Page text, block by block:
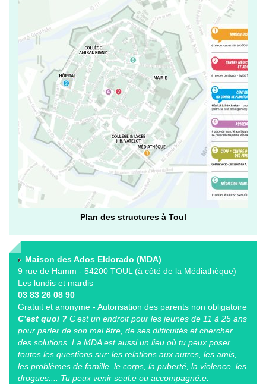
Plan des structures à Toul
Maison des Ados Eldorado (MDA)
9 rue de Hamm - 54200 TOUL (à côté de la Médiathèque)
Les lundis et mardis
03 83 26 08 90
Gratuit et anonyme - Autorisation des parents non obligatoire
C’est quoi ? C’est un endroit pour les jeunes de 11 à 25 ans
pour parler de son mal être, de ses difficultés et chercher
des solutions. La MDA est aussi un lieu où tu peux poser
toutes les questions sur: les relations aux autres, les amis,
les problèmes de famille, le corps, la puberté, la violence, les
drogues.... Tu peux venir seul.e ou accompagné.e.